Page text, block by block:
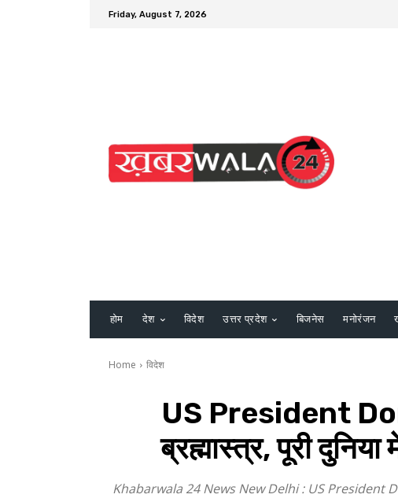
Friday, August 7, 2026
होम देश विदेश उत्तर प्रदेश बिजनेस मनोरंजन
Home विदेश
US President
ब्रह्मास्त्र, पूरी
Khabarwala 24 News New Delhi : US President